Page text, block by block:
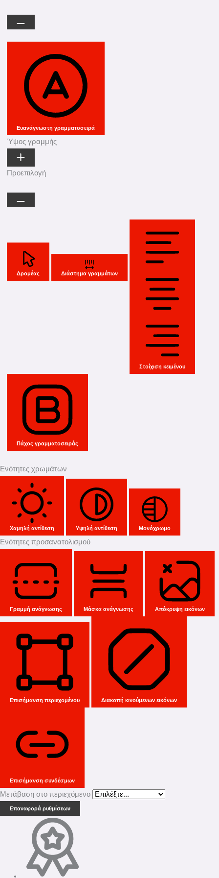
Ευανάγνωστη γραμματοσειρά
Ύψος γραμμής
Προεπιλογή
Δρομέας Διάστημα γραμμάτων
Στοίχιση κειμένου
Πάχος γραμματοσειράς
Ενότητες χρωμάτων
Χαμηλή αντίθεση Υψηλή αντίθεση Μονόχρωμο
Ενότητες προσανατολισμού
Γραμμή ανάγνωσης Μάσκα ανάγνωσης Απόκρυψη εικόνων
Επισήμανση περιεχομένου Διακοπή κινούμενων εικόνων
Επισήμανση συνδέσμων
Μετάβαση στο περιεχόμενο
Επαναφορά ρυθμίσεων